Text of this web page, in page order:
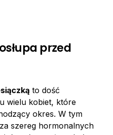
przed
to dość
wielu kobiet, które
okres. W tym
szereg hormonalnych